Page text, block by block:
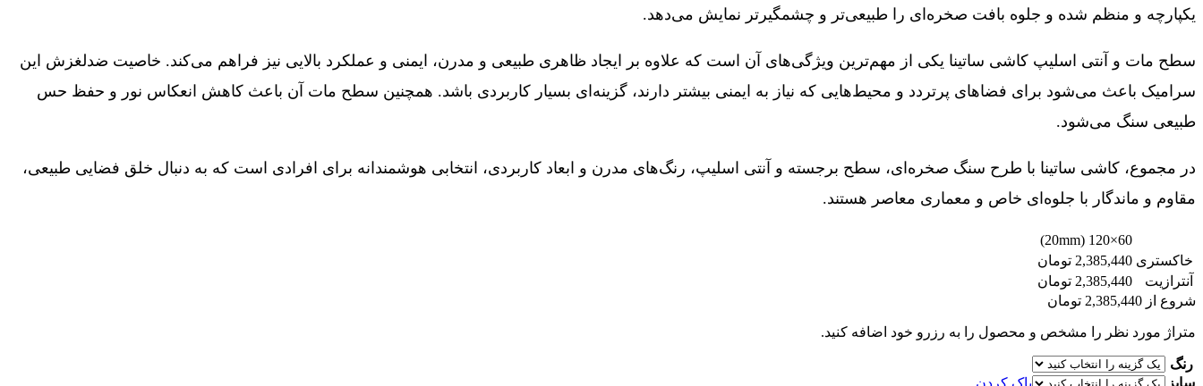
یکپارچه و منظم شده و جلوه بافت صخره‌ای را طبیعی‌تر و چشمگیرتر نمایش می‌دهد.
سطح مات و آنتی اسلیپ کاشی ساتینا یکی از مهم‌ترین ویژگی‌های آن است که علاوه بر ایجاد ظاهری طبیعی و مدرن، ایمنی و عملکرد بالایی نیز فراهم می‌کند. خاصیت ضدلغزش این
سرامیک باعث می‌شود برای فضاهای پرتردد و محیط‌هایی که نیاز به ایمنی بیشتر دارند، گزینه‌ای بسیار کاربردی باشد. همچنین سطح مات آن باعث کاهش انعکاس نور و حفظ حس
طبیعی سنگ می‌شود.
در مجموع، کاشی ساتینا با طرح سنگ صخره‌ای، سطح برجسته و آنتی اسلیپ، رنگ‌های مدرن و ابعاد کاربردی، انتخابی هوشمندانه برای افرادی است که به دنبال خلق فضایی طبیعی،
مقاوم و ماندگار با جلوه‌ای خاص و معماری معاصر هستند.
60×120 (20mm)
خاکستری 2,385,440 تومان
آنترازیت
2,385,440 تومان
شروع از 2,385,440 تومان
متراژ مورد نظر را مشخص و محصول را به رزرو خود اضافه کنید.
رنگ
سایز
پاک کردن